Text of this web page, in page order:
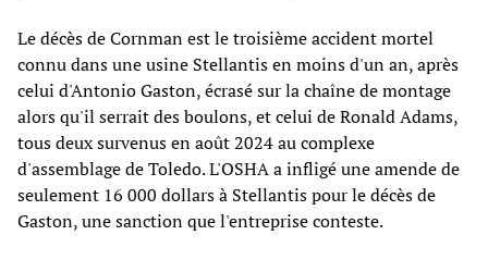
Le décès de Cornman est le troisième accident mortel
connu dans une usine Stellantis en moins d'un an, après
celui d'Antonio Gaston, écrasé sur la chaîne de montage
alors qu'il serrait des boulons, et celui de Ronald Adams,
tous deux survenus en août 2024 au complexe
d'assemblage de Toledo. L'OSHA a infligé une amende de
seulement 16 000 dollars à Stellantis pour le décès de
Gaston, une sanction que l'entreprise conteste.